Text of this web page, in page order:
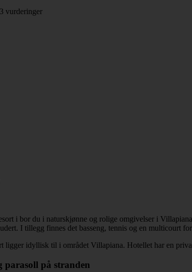
vurderinger
i bor du i naturskjønne og rolige omgivelser i
I tillegg finnes det basseng, tennis og en multicourt
ligger idyllisk til i området Villapiana. Hotellet har en
parasoll på stranden